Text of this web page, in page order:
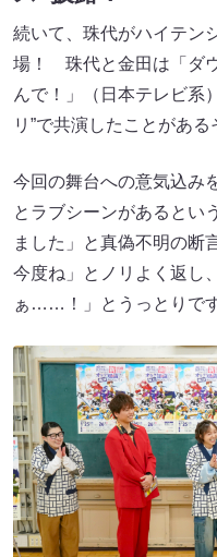
続いて、珠代がハイテン
場！ 珠代と金田は「ダ
んで！」（日本テレビ系
リ”で共演したことがある
今回の舞台への意気込み
とラブシーンがあるとい
ました」と真偽不明の
今度ね」とノリよく返し
ぁ……！」とうっとりです